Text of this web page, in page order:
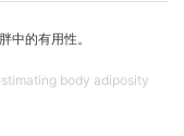
中的有用性。
body adiposity